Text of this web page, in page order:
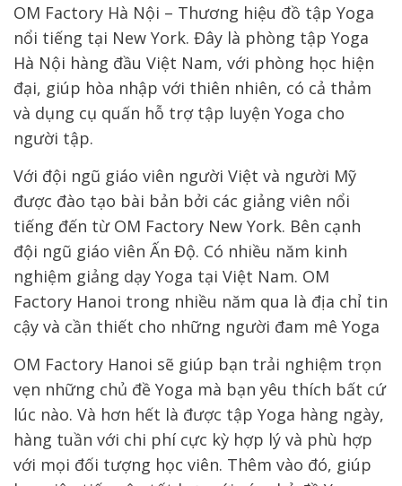
OM Factory Hà Nội – Thương hiệu đồ tập Yoga
nổi tiếng tại New York. Đây là phòng tập Yoga
Hà Nội hàng đầu Việt Nam, với phòng học hiện
đại, giúp hòa nhập với thiên nhiên, có cả thảm
và dụng cụ quấn hỗ trợ tập luyện Yoga cho
người tập.
Với đội ngũ giáo viên người Việt và người Mỹ
được đào tạo bài bản bởi các giảng viên nổi
tiếng đến từ OM Factory New York. Bên cạnh
đội ngũ giáo viên Ấn Độ. Có nhiều năm kinh
nghiệm giảng dạy Yoga tại Việt Nam. OM
Factory Hanoi trong nhiều năm qua là địa chỉ tin
cậy và cần thiết cho những người đam mê Yoga
OM Factory Hanoi sẽ giúp bạn trải nghiệm trọn
vẹn những chủ đề Yoga mà bạn yêu thích bất cứ
lúc nào. Và hơn hết là được tập Yoga hàng ngày,
hàng tuần với chi phí cực kỳ hợp lý và phù hợp
với mọi đối tượng học viên. Thêm vào đó, giúp